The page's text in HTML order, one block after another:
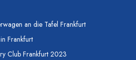
an die Tafel Frankfurt
Frankfurt
Club Frankfurt 2023